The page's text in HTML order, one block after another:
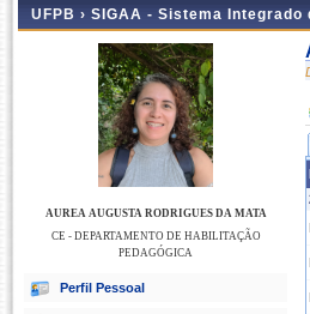
UFPB › SIGAA - Sistema
AUREA AUGUSTA RODRIGUES DA MATA
CE - DEPARTAMENTO DE HABILITAÇÃO
PEDAGÓGICA
Perfil Pessoal